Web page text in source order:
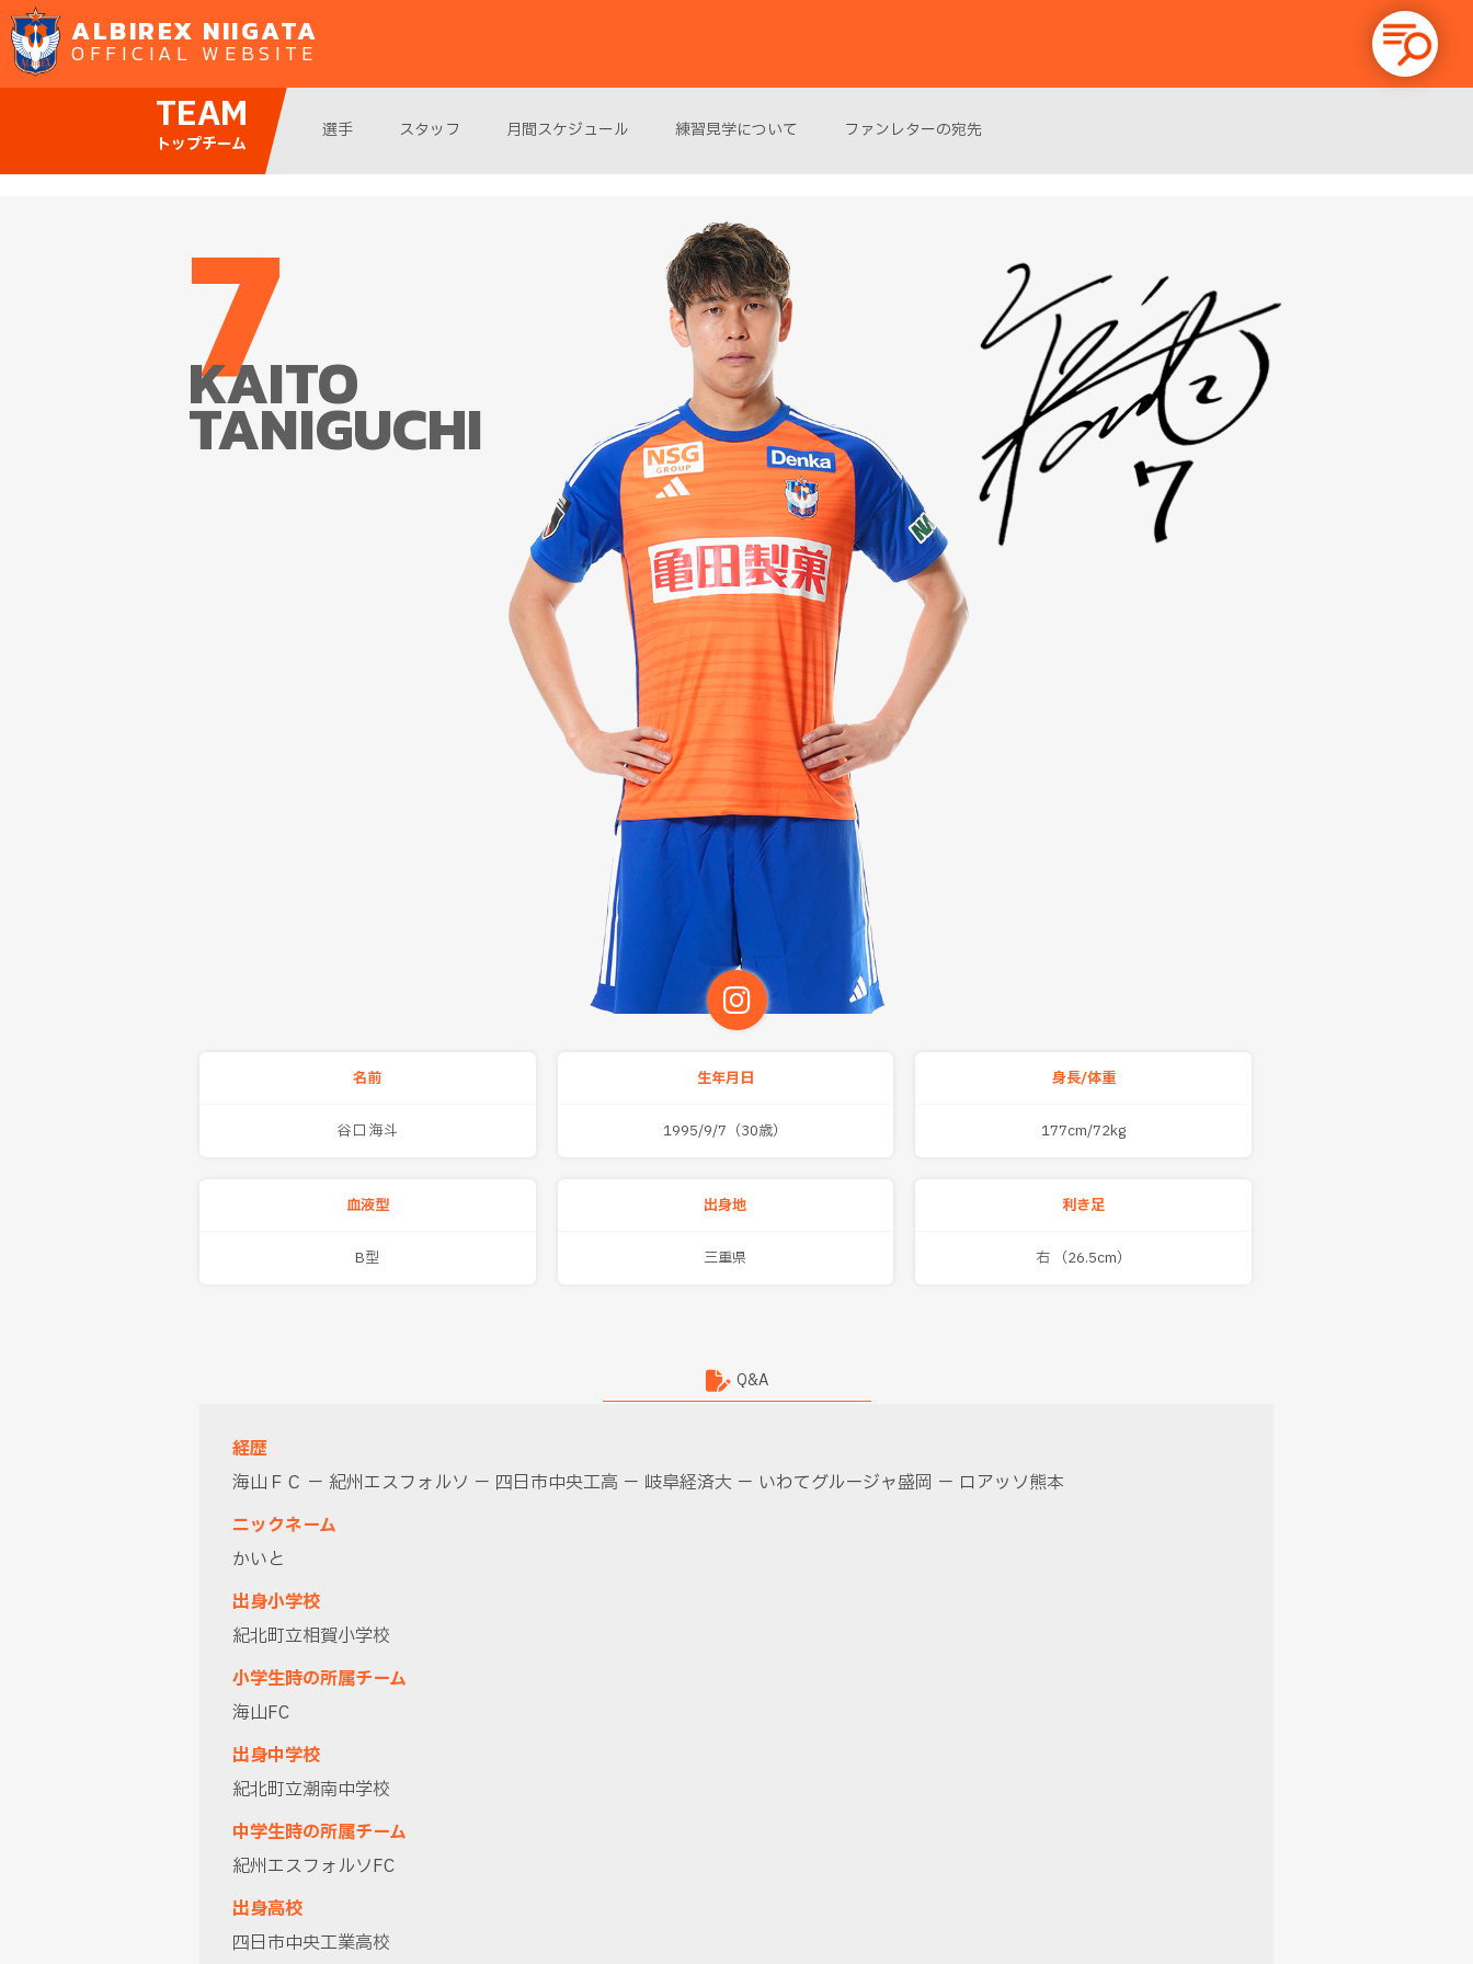
ALBIREX NIIGATA
OFFICIAL WEBSITE
TEAM
トップチーム
選手 スタッフ 月間スケジュール 練習見学について ファンレターの宛先
7
KAITO
TANIGUCHI
名前
谷口 海斗
生年月日
1995/9/7（30歳）
身長/体重
177cm/72kg
血液型
B型
出身地
三重県
利き足
右 （26.5cm）
Q&A
経歴
海山ＦＣ － 紀州エスフォルソ － 四日市中央工高 － 岐阜経済大 － いわてグルージャ盛岡 － ロアッソ熊本
ニックネーム
かいと
出身小学校
紀北町立相賀小学校
小学生時の所属チーム
海山FC
出身中学校
紀北町立潮南中学校
中学生時の所属チーム
紀州エスフォルソFC
出身高校
四日市中央工業高校